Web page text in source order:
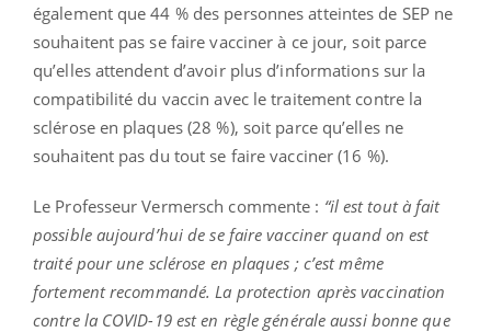
également que 44 % des personnes atteintes de SEP ne
souhaitent pas se faire vacciner à ce jour, soit parce
qu’elles attendent d’avoir plus d’informations sur la
compatibilité du vaccin avec le traitement contre la
sclérose en plaques (28 %), soit parce qu’elles ne
souhaitent pas du tout se faire vacciner (16 %).
Le Professeur Vermersch commente : “il est tout à fait
possible aujourd’hui de se faire vacciner quand on est
traité pour une sclérose en plaques ; c’est même
fortement recommandé. La protection après vaccination
contre la COVID-19 est en règle générale aussi bonne que